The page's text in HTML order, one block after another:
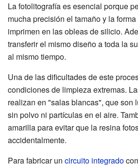
La fotolitografía es esencial porque
mucha precisión el tamaño y la
imprimen en las obleas de silicio.
transferir el mismo diseño a toda la
al mismo tiempo.
Una de las dificultades de este
condiciones de limpieza extremas.
realizan en "salas blancas", que son
sin polvo ni partículas en el aire.
amarilla para evitar que la resina
accidentalmente.
Para fabricar un circuito integrado